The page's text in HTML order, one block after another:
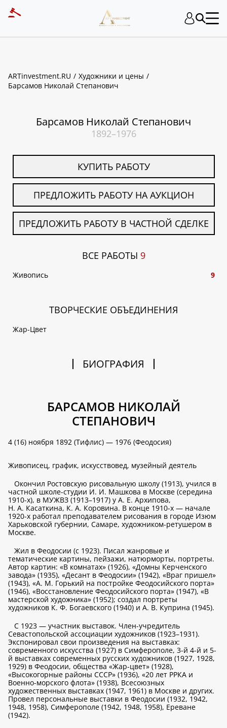
ARTinvestment.RU
Художники и цены
Барсамов Николай Степанович
Барсамов Николай Степанович
1892–1976
КУПИТЬ РАБОТУ
ПРЕДЛОЖИТЬ РАБОТУ НА АУКЦИОН
ПРЕДЛОЖИТЬ РАБОТУ В ЧАСТНОЙ СДЕЛКЕ
ВСЕ РАБОТЫ 9
Живопись 9
ТВОРЧЕСКИЕ ОБЪЕДИНЕНИЯ
Жар-Цвет
БИОГРАФИЯ
БАРСАМОВ НИКОЛАЙ
СТЕПАНОВИЧ
4 (16) ноября 1892 (Тифлис) — 1976 (Феодосия)
Живописец, график, искусствовед, музейный деятель
Окончил Ростовскую рисовальную школу (1913), учился в
частной школе-студии И. И. Машкова в Москве (середина
1910-х), в МУЖВЗ (1913–1917) у А. Е. Архипова,
Н. А. Касаткина, К. А. Коровина. В конце 1910-х — начале
1920-х работал преподавателем рисования в городе Изюм
Харьковской губернии, Самаре, художником-ретушером в
Москве.
Жил в Феодосии (с 1923). Писал жанровые и
тематические картины, пейзажи, натюрморты, портреты.
Автор картин: «В комнатах» (1926), «Домны Керченского
завода» (1935), «Десант в Феодосии» (1942), «Враг пришел»
(1943), «А. М. Горький на постройке Феодосийского порта»
(1946), «Восстановление Феодосийского порта» (1947), «В
мастерской художника» (1952); создал портреты
художников К. Ф. Богаевского (1940) и А. В. Куприна (1945).
С 1923 — участник выставок. Член-учредитель
Севастопольской ассоциации художников (1923–1931).
Экспонировал свои произведения на выставках:
современного искусства (1927) в Симферополе, 3-й 4-й и 5-
й выставках современных русских художников (1927, 1928,
1929) в Феодосии, общества «Жар-цвет» (1928),
«Высокогорные районы СССР» (1936), «20 лет РРКА и
Военно-морского флота» (1938), Всесоюзных
художественных выставках (1947, 1961) в Москве и других.
Провел персональные выставки в Феодосии (1932, 1942,
1948, 1958), Симферополе (1942, 1948, 1958), Ереване
(1942).